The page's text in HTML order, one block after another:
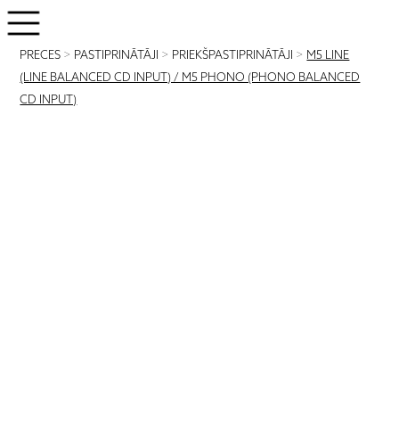
PRECES > PASTIPRINĀTĀJI > PRIEKŠPASTIPRINĀTĀJI > M5 LINE
(LINE BALANCED CD INPUT) / M5 PHONO (PHONO BALANCED
CD INPUT)